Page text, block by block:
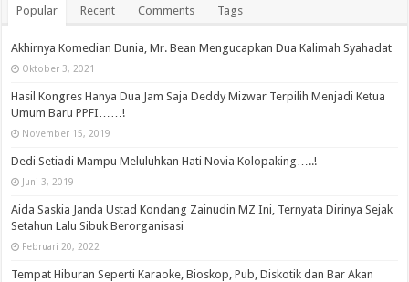
Popular Recent Comments Tags
Akhirnya Komedian Dunia, Mr. Bean Mengucapkan Dua Kalimah Syahadat
Oktober 3, 2021
Hasil Kongres Hanya Dua Jam Saja Deddy Mizwar Terpilih Menjadi Ketua
Umum Baru PPFI……!
November 15, 2019
Dedi Setiadi Mampu Meluluhkan Hati Novia Kolopaking…..!
Juni 3, 2019
Aida Saskia Janda Ustad Kondang Zainudin MZ Ini, Ternyata Dirinya Sejak
Setahun Lalu Sibuk Berorganisasi
Februari 20, 2022
Tempat Hiburan Seperti Karaoke, Bioskop, Pub, Diskotik dan Bar Akan